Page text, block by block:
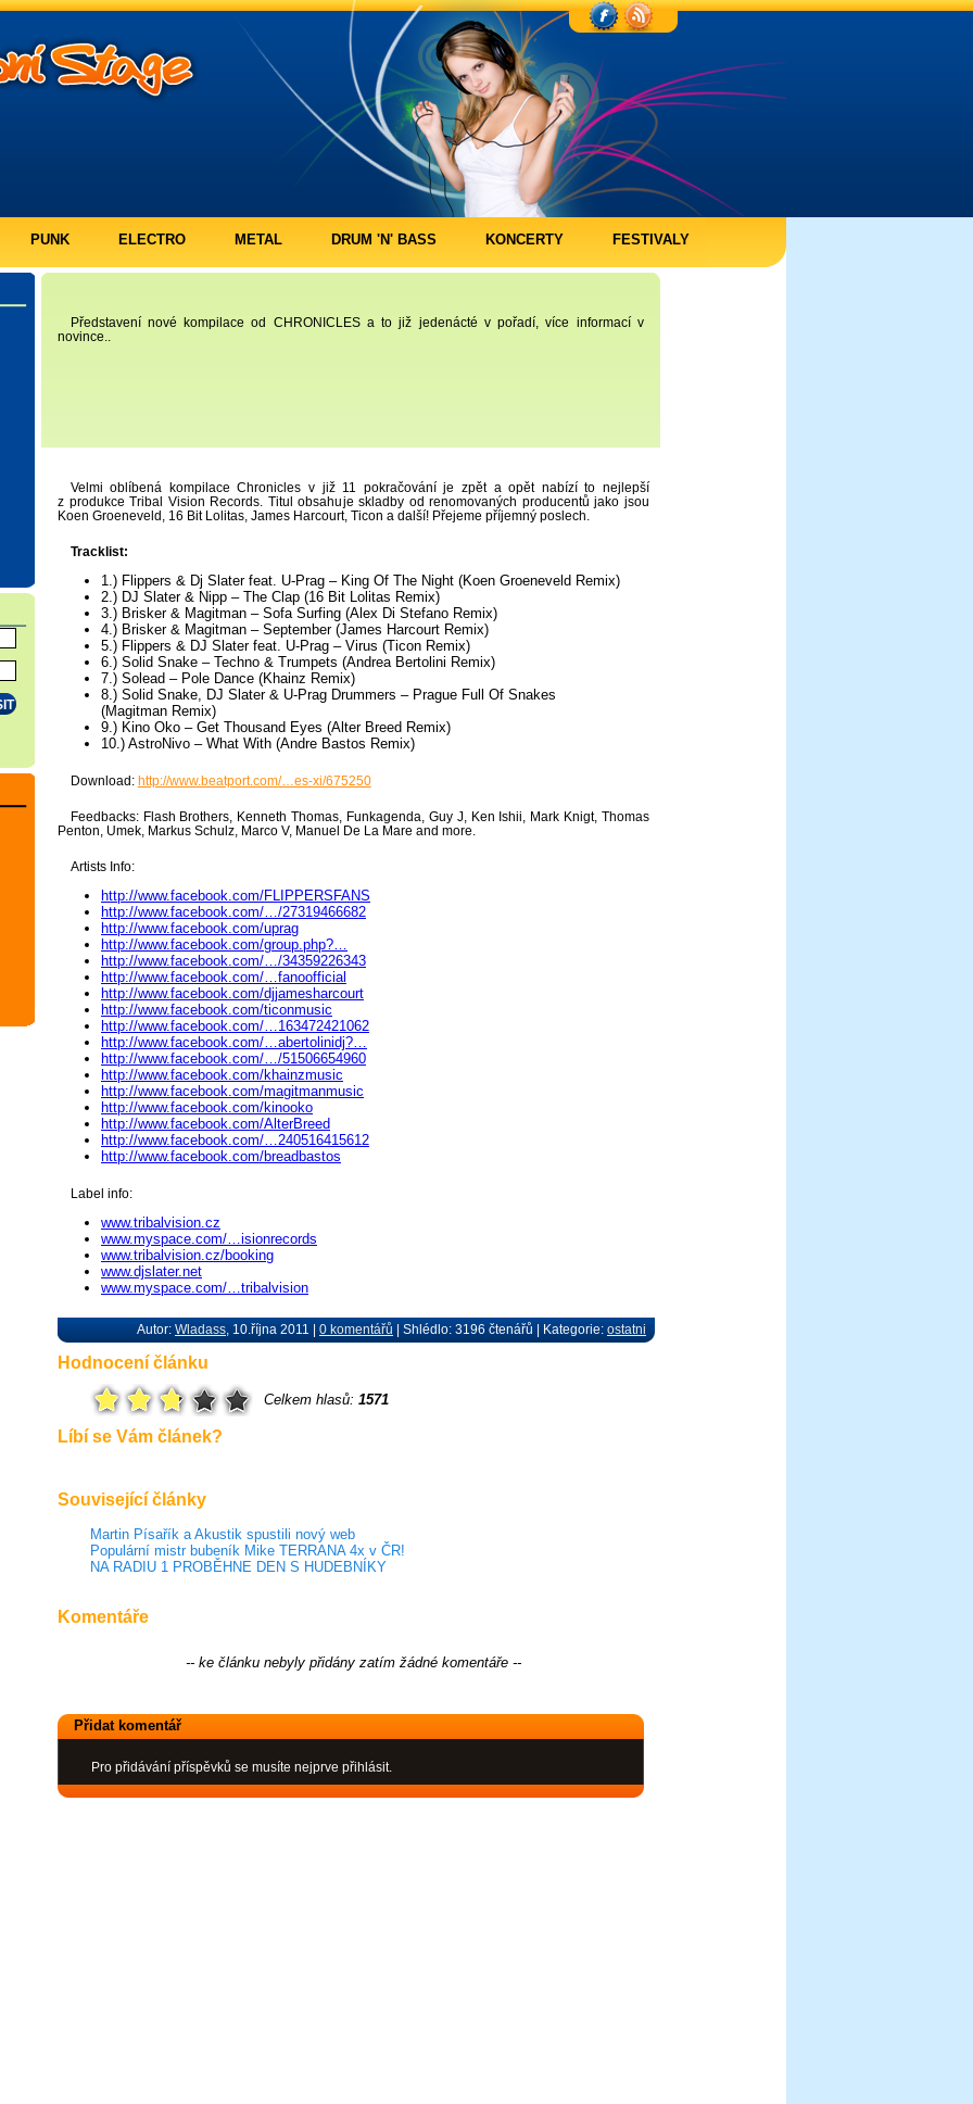
PUNK ELECTRO METAL DRUM 'N' BASS KONCERTY FESTIVALY
Představení nové kompilace od CHRONICLES a to již jedenácté v pořadí, více informací v
novince..
Velmi oblíbená kompilace Chronicles v již 11 pokračování je zpět a opět nabízí to nejlepší
z produkce Tribal Vision Records. Titul obsahuje skladby od renomovaných producentů jako jsou
Koen Groeneveld, 16 Bit Lolitas, James Harcourt, Ticon a další! Přejeme příjemný poslech.
Tracklist:
1.) Flippers & Dj Slater feat. U-Prag – King Of The Night (Koen Groeneveld Remix)
2.) DJ Slater & Nipp – The Clap (16 Bit Lolitas Remix)
3.) Brisker & Magitman – Sofa Surfing (Alex Di Stefano Remix)
4.) Brisker & Magitman – September (James Harcourt Remix)
5.) Flippers & DJ Slater feat. U-Prag – Virus (Ticon Remix)
6.) Solid Snake – Techno & Trumpets (Andrea Bertolini Remix)
7.) Solead – Pole Dance (Khainz Remix)
8.) Solid Snake, DJ Slater & U-Prag Drummers – Prague Full Of Snakes
(Magitman Remix)
9.) Kino Oko – Get Thousand Eyes (Alter Breed Remix)
10.) AstroNivo – What With (Andre Bastos Remix)
Download: http://www.beatport.com/…es-xi/675250
Feedbacks: Flash Brothers, Kenneth Thomas, Funkagenda, Guy J, Ken Ishii, Mark Knigt, Thomas
Penton, Umek, Markus Schulz, Marco V, Manuel De La Mare and more.
Artists Info:
http://www.facebook.com/FLIPPERSFANS
http://www.facebook.com/…/27319466682
http://www.facebook.com/uprag
http://www.facebook.com/group.php?…
http://www.facebook.com/…/34359226343
http://www.facebook.com/…fanoofficial
http://www.facebook.com/djjamesharcourt
http://www.facebook.com/ticonmusic
http://www.facebook.com/…163472421062
http://www.facebook.com/…abertolinidj?…
http://www.facebook.com/…/51506654960
http://www.facebook.com/khainzmusic
http://www.facebook.com/magitmanmusic
http://www.facebook.com/kinooko
http://www.facebook.com/AlterBreed
http://www.facebook.com/…240516415612
http://www.facebook.com/breadbastos
Label info:
www.tribalvision.cz
www.myspace.com/…isionrecords
www.tribalvision.cz/booking
www.djslater.net
www.myspace.com/…tribalvision
Autor: Wladass , 10.října 2011 | 0 komentářů | Shlédlo: 3196 čtenářů | Kategorie: ostatni
Hodnocení článku
Celkem hlasů: 1571
Líbí se Vám článek?
Související články
Martin Písařík a Akustik spustili nový web
Populární mistr bubeník Mike TERRANA 4x v ČR!
NA RADIU 1 PROBĚHNE DEN S HUDEBNÍKY
Komentáře
-- ke článku nebyly přidány zatím žádné komentáře --
Přidat komentář
Pro přidávání příspěvků se musíte nejprve přihlásit.